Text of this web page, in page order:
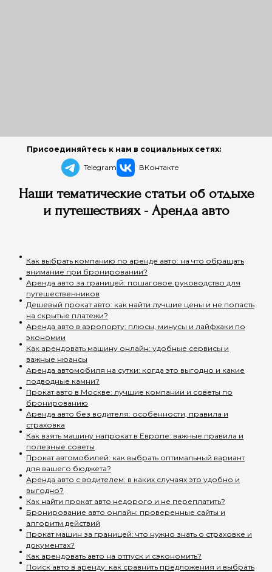
Наши тематические статьи об отдыхе
и путешествиях - Аренда авто
Как выбрать компанию по аренде авто: на что обращать
внимание при бронировании?
Аренда авто за границей: пошаговое руководство для
путешественников
Дешевый прокат авто: как найти лучшие цены и не попасть
на скрытые платежи?
Аренда авто в аэропорту: плюсы, минусы и лайфхаки по
экономии
Как арендовать машину онлайн: удобные сервисы и
важные нюансы
Аренда автомобиля на сутки: когда это выгодно и какие
подводные камни?
Прокат авто в Москве: лучшие компании и советы по
бронированию
Аренда авто без водителя: особенности, правила и
страховка
Как взять машину напрокат в Европе: важные правила и
полезные советы
Прокат автомобилей: как выбрать оптимальный вариант
для вашего бюджета?
Аренда авто с водителем: в каких случаях это удобно и
выгодно?
Как найти прокат авто недорого и не переплатить?
Бронирование авто онлайн: проверенные сайты и
алгоритм действий
Прокат машин за границей: что нужно знать о страховке и
документах?
Как арендовать авто на отпуск и сэкономить?
Поиск авто в аренду: как сравнить предложения и выбрать
Присоединяйтесь к нам в социальных сетях:
Telegram
ВКонтакте